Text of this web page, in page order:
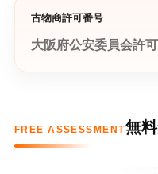
古物商許可番号
大阪府公安委員会許
FREE ASSESSMENT無